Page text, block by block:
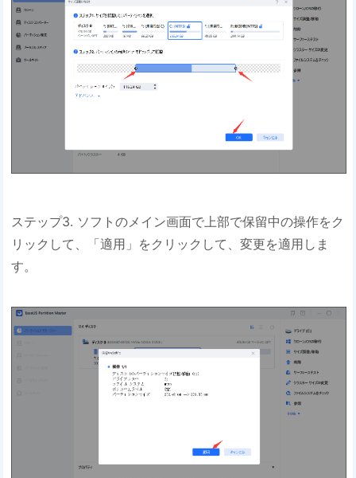
ステップ3. ソフトのメイン画面で上部で保留中の操作をク
リックして、「適用」をクリックして、変更を適用しま
す。